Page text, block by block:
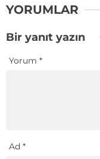
YORUMLAR
Bir yanıt yazın
Yorum *
Ad *